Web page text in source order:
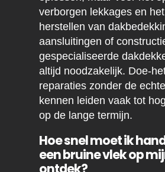
verborgen lekkages en
herstellen van
aansluitingen of
gespecialiseerde
altijd noodzakelijk. Doe-
reparaties zonder de
kennen leiden vaak tot
op de lange termijn.
Hoe snel moet ik
een bruine vlek op